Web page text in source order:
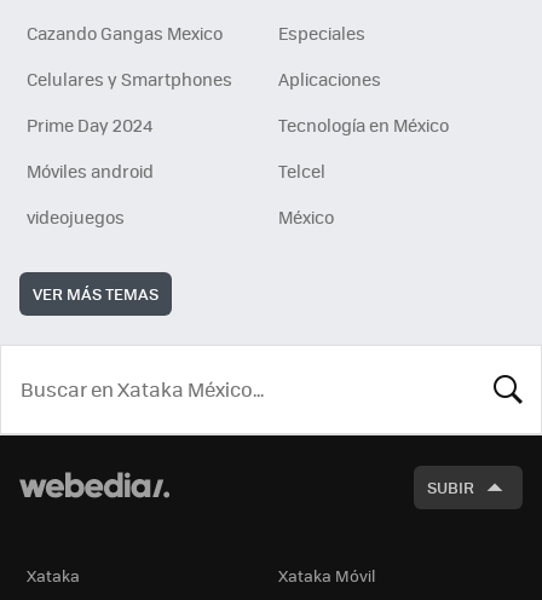
Cazando Gangas Mexico
Especiales
Celulares y Smartphones
Aplicaciones
Prime Day 2024
Tecnología en México
Móviles android
Telcel
videojuegos
México
VER MÁS TEMAS
SUBIR
Xataka Xataka Móvil